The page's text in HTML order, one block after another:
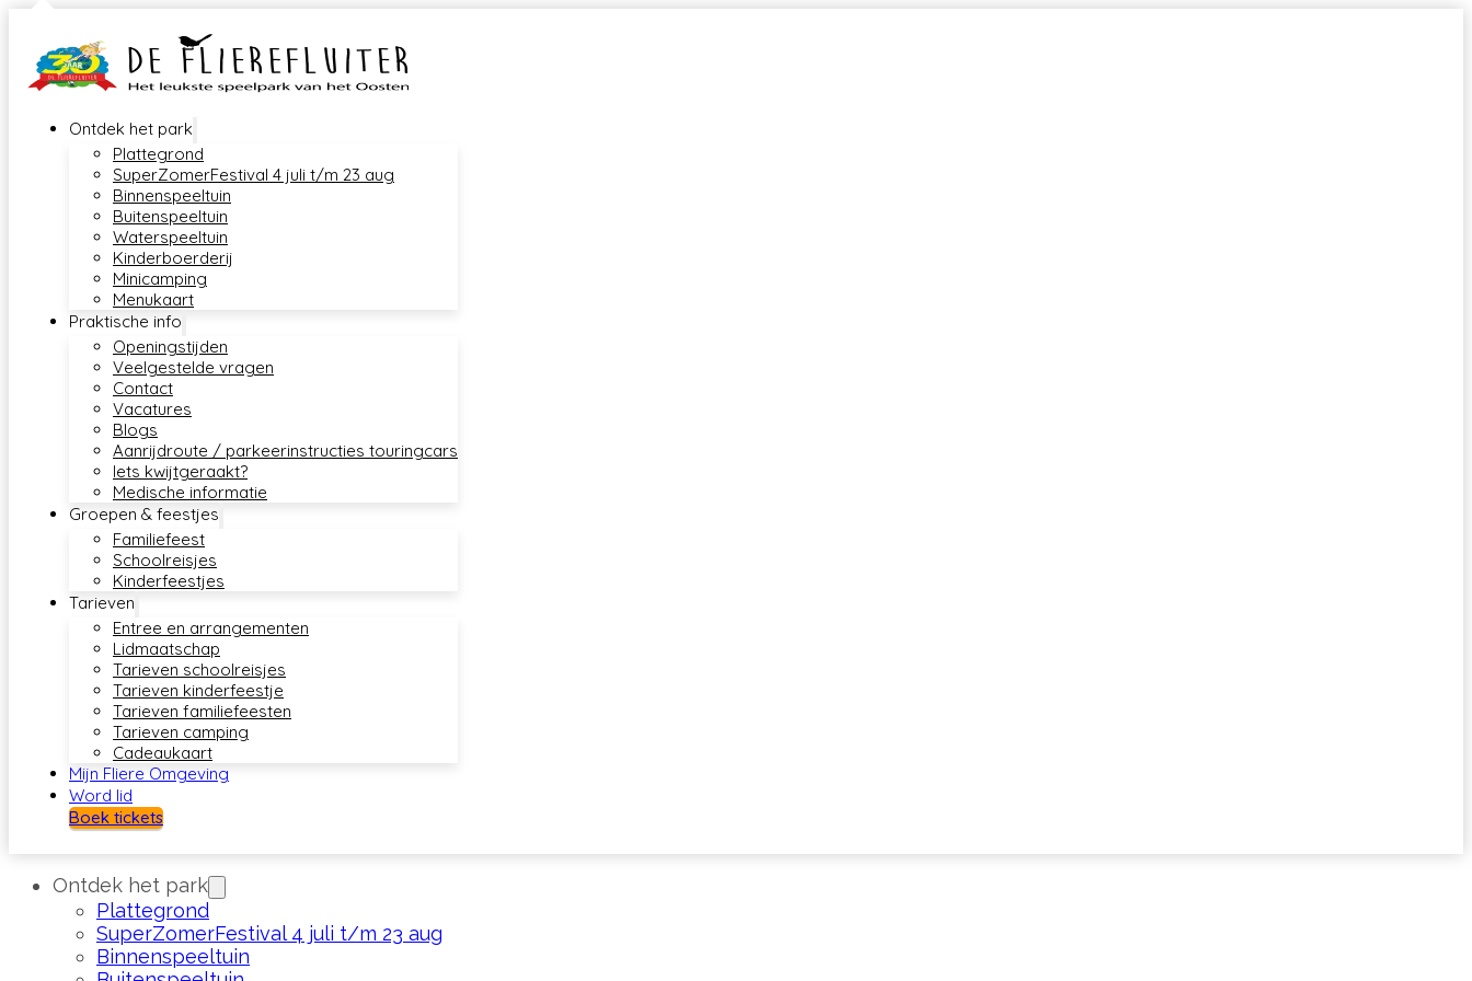
Ontdek het park
Plattegrond
SuperZomerFestival 4 juli t/m 23 aug
Binnenspeeltuin
Buitenspeeltuin
Waterspeeltuin
Kinderboerderij
Minicamping
Menukaart
Praktische info
Openingstijden
Veelgestelde vragen
Contact
Vacatures
Blogs
Aanrijdroute / parkeerinstructies touringcars
Iets kwijtgeraakt?
Medische informatie
Groepen & feestjes
Familiefeest
Schoolreisjes
Kinderfeestjes
Tarieven
Entree en arrangementen
Lidmaatschap
Tarieven schoolreisjes
Tarieven kinderfeestje
Tarieven familiefeesten
Tarieven camping
Cadeaukaart
Mijn Fliere Omgeving
Word lid
Boek tickets
Ontdek het park
Plattegrond
SuperZomerFestival 4 juli t/m 23 aug
Binnenspeeltuin